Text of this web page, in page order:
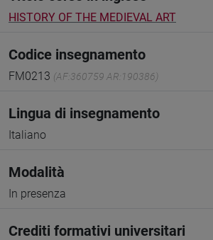
HISTORY OF THE MEDIEVAL ART
Codice insegnamento
FM0213 (AF:360759 AR:190386)
Lingua di insegnamento
Italiano
Modalità
In presenza
Crediti formativi universitari